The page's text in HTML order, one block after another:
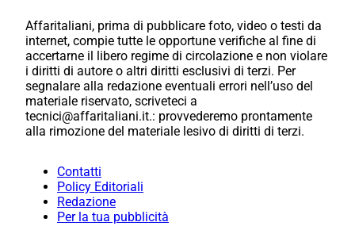
Affaritaliani, prima di pubblicare foto, video o testi da
internet, compie tutte le opportune verifiche al fine di
accertarne il libero regime di circolazione e non violare
i diritti di autore o altri diritti esclusivi di terzi. Per
segnalare alla redazione eventuali errori nell’uso del
materiale riservato, scriveteci a
tecnici@affaritaliani.it.: provvederemo prontamente
alla rimozione del materiale lesivo di diritti di terzi.
Contatti
Policy Editoriali
Redazione
Per la tua pubblicità